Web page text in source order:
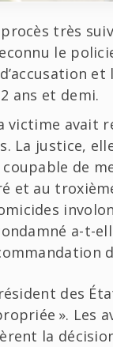
très
le
et
ans et demi.
victime avait
La justice,
coupable de
et au
a-t-
des
». Les
la